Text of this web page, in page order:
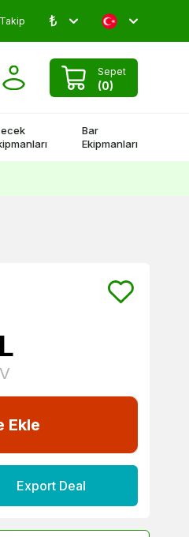
Kazan! ₺
Sepet
(0)
Bar
Ekipmanları
Ekle
Export Deal